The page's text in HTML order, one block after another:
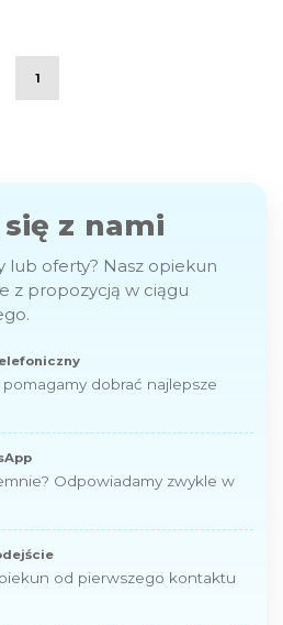
1
z nami
lub oferty? Nasz opiekun
z propozycją w ciągu
dobrać najlepsze
Odpowiadamy zwykle w
od pierwszego kontaktu